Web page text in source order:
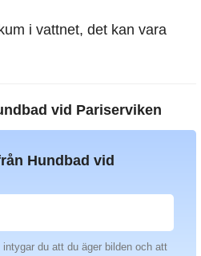
i vattnet, det kan vara
vid Pariserviken
Hundbad vid
du att du äger bilden och att